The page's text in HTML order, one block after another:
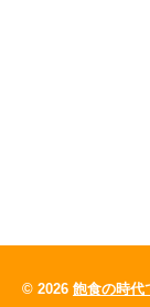
© 2026 飽食の時代